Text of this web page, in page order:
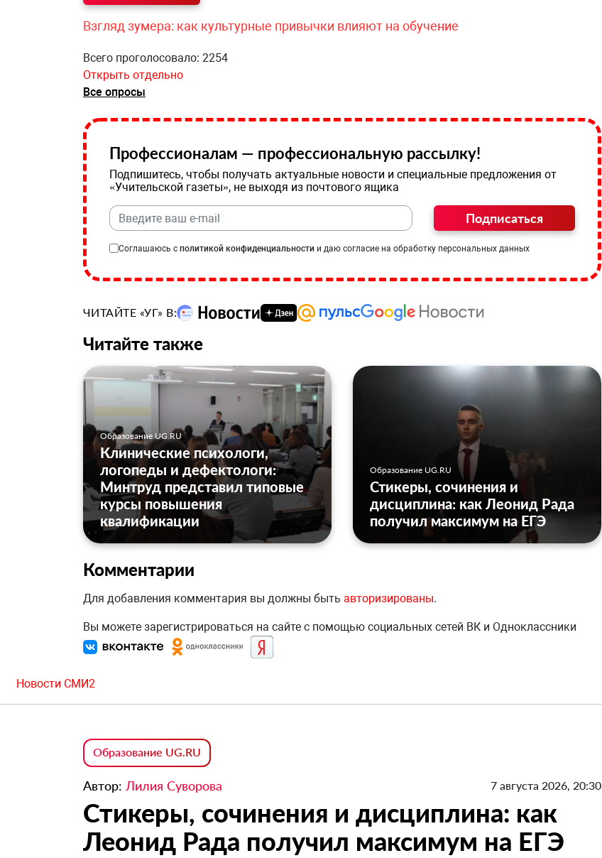
Взгляд зумера: как культурные привычки влияют на обучение
Всего проголосовало: 2254
Открыть отдельно
Все опросы
Профессионалам — профессиональную рассылку!
Подпишитесь, чтобы получать актуальные новости и специальные предложения от
«Учительской газеты», не выходя из почтового ящика
Подписаться
Соглашаюсь с политикой конфиденциальности и даю согласие на обработку персональных данных
ЧИТАЙТЕ «УГ» В:
Читайте также
Образование UG.RU
Клинические психологи,
логопеды и дефектологи:
Минтруд представил типовые
курсы повышения
квалификации
Образование UG.RU
Стикеры, сочинения и
дисциплина: как Леонид Рада
получил максимум на ЕГЭ
Комментарии
Для добавления комментария вы должны быть авторизированы.
Вы можете зарегистрироваться на сайте с помощью социальных сетей ВК и Одноклассники
Новости СМИ2
Образование UG.RU
Автор: Лилия Суворова 7 августа 2026, 20:30
Стикеры, сочинения и дисциплина: как
Леонид Рада получил максимум на ЕГЭ